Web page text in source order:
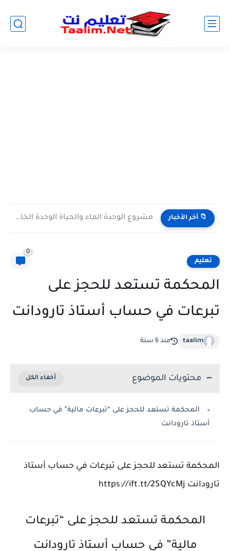
📁 آخر الأخبار مشروع الوحدة الماء والحياة الوحدة الخامسة المستوى الثالث projet de...
تعليم
0
المحكمة تستعد للحجز على
تبرعات في حساب أستاذ تارودانت
taalim منذ 6 سنة
محتويات الموضوع
المحكمة تستعد للحجز على “تبرعات مالية” في حساب
أستاذ تارودانت
المحكمة تستعد للحجز على تبرعات في حساب أستاذ
تارودانت https://ift.tt/2SQYcMj
المحكمة تستعد للحجز على “تبرعات
مالية” في حساب أستاذ تارودانت